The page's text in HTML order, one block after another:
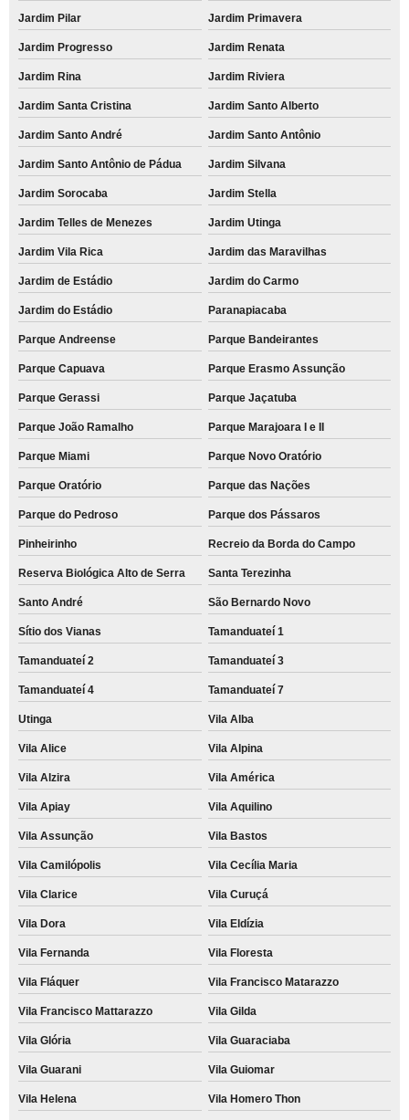
Jardim Pilar Jardim Primavera
Jardim Progresso Jardim Renata
Jardim Rina Jardim Riviera
Jardim Santa Cristina Jardim Santo Alberto
Jardim Santo André Jardim Santo Antônio
Jardim Santo Antônio de Pádua Jardim Silvana
Jardim Sorocaba Jardim Stella
Jardim Telles de Menezes Jardim Utinga
Jardim Vila Rica Jardim das Maravilhas
Jardim de Estádio Jardim do Carmo
Jardim do Estádio Paranapiacaba
Parque Andreense Parque Bandeirantes
Parque Capuava Parque Erasmo Assunção
Parque Gerassi Parque Jaçatuba
Parque João Ramalho Parque Marajoara I e II
Parque Miami Parque Novo Oratório
Parque Oratório Parque das Nações
Parque do Pedroso Parque dos Pássaros
Pinheirinho Recreio da Borda do Campo
Reserva Biológica Alto de Serra Santa Terezinha
Santo André São Bernardo Novo
Sítio dos Vianas Tamanduateí 1
Tamanduateí 2 Tamanduateí 3
Tamanduateí 4 Tamanduateí 7
Utinga Vila Alba
Vila Alice Vila Alpina
Vila Alzira Vila América
Vila Apiay Vila Aquilino
Vila Assunção Vila Bastos
Vila Camilópolis Vila Cecília Maria
Vila Clarice Vila Curuçá
Vila Dora Vila Eldízia
Vila Fernanda Vila Floresta
Vila Fláquer Vila Francisco Matarazzo
Vila Francisco Mattarazzo Vila Gilda
Vila Glória Vila Guaraciaba
Vila Guarani Vila Guiomar
Vila Helena Vila Homero Thon